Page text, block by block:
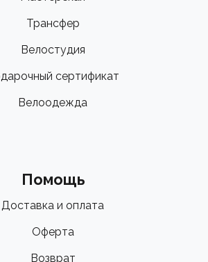
Трансфер
Велостудия
сертификат
Велоодежда
Помощь
Доставка и оплата
Оферта
Возврат